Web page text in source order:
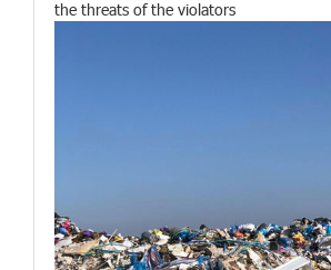
the threats of the violators